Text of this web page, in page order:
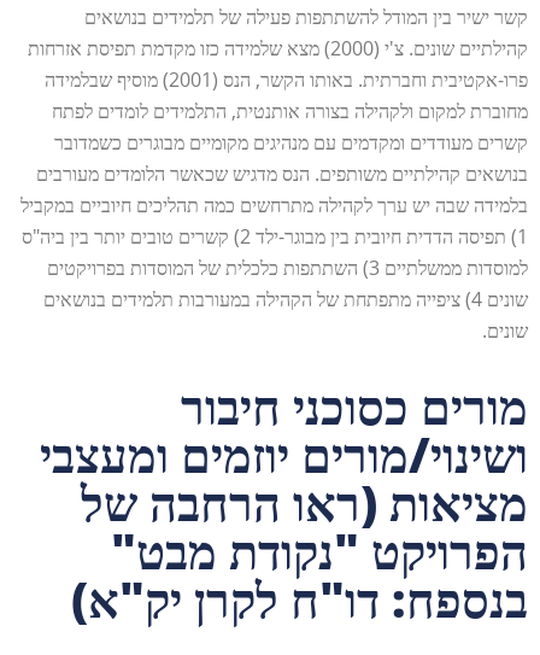
קשר ישיר בין המודל להשתתפות פעילה של תלמידים בנושאים
קהילתיים שונים. צ'י (2000) מצא שלמידה כזו מקדמת תפיסת אזרחות
פרו-אקטיבית וחברתית. באותו הקשר, הנס (2001) מוסיף שבלמידה
מחוברת למקום ולקהילה בצורה אותנטית, התלמידים לומדים לפתח
קשרים מעודדים ומקדמים עם מנהיגים מקומיים מבוגרים כשמדובר
בנושאים קהילתיים משותפים. הנס מדגיש שכאשר הלומדים מעורבים
בלמידה שבה יש ערך לקהילה מתרחשים כמה תהליכים חיוביים במקביל
1) תפיסה הדדית חיובית בין מבוגר-ילד 2) קשרים טובים יותר בין ביה"ס
למוסדות ממשלתיים 3) השתתפות כלכלית של המוסדות בפרויקטים
שונים 4) ציפייה מתפתחת של הקהילה במעורבות תלמידים בנושאים
שונים.
מורים כסוכני חיבור
ושינוי/מורים יוזמים ומעצבי
מציאות (ראו הרחבה של
הפרויקט "נקודת מבט"
בנספח: דו"ח לקרן יק"א)